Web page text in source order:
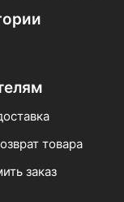
товара
заказ